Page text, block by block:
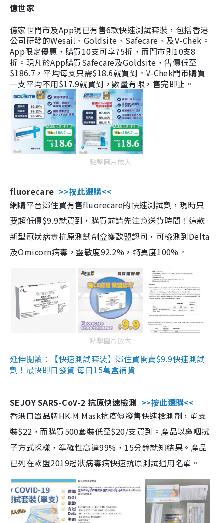
億世家
億家世門市及App現已有售6款快速測試套裝，包括香港
公司研發的Wesail、Goldsite、Safecare、及V-Chek。
App限定優惠，購買10支可享75折，而門市則10支8
折。現凡於App購買Safecare及Goldsite，售價低至
$186.7，平均每支只需$18.6就買到。V-Chek門市購買
一支平均不用$17.9就買到，數量有限，售完即止。
點擊圖片放大
fluorecare >>按此選購<<
網購平台鄰住買有售fluorecare的快速測試劑，現時只
要超低價$9.9就買到，購買前請先注意送貨時間！這款
新型冠狀病毒抗原測試劑盒獲歐盟認可，可檢測到Delta
及Omicorn病毒，靈敏度92.2%，特異度100%。
點擊圖片放大
延伸閱讀：【快速測試套裝】鄰住買開賣$9.9快速測試
劑！最快即日發貨 每日15萬盒補貨
SEJOY SARS-CoV-2 抗原快速檢測 >>按此選購<<
香港口罩品牌HK-M Mask抗疫價發售快速檢測劑，單支
裝$22，而購買500套裝低至$20/支買到。產品以鼻咽拭
子方式採樣，準確性高達99%，15分鐘就知結果。產品
已列在歐盟2019冠狀病毒病快速抗原測試通用名單。